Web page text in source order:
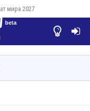
мира 2027


beta